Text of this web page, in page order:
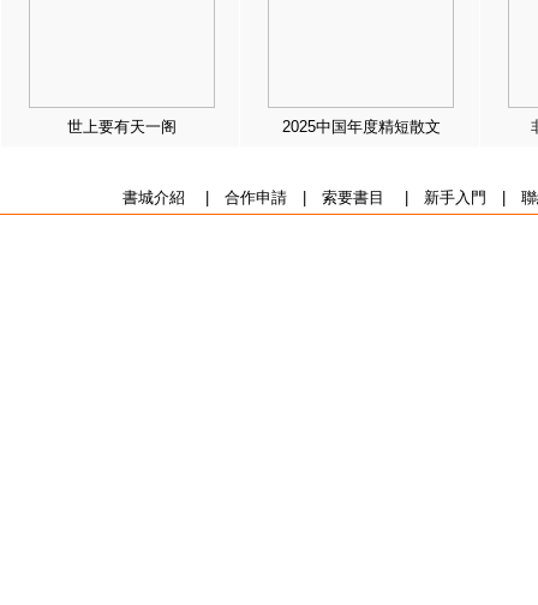
世上要有天一阁 2025中国年度精短散文
書城介紹 合作申請| 索要書目 新手入門